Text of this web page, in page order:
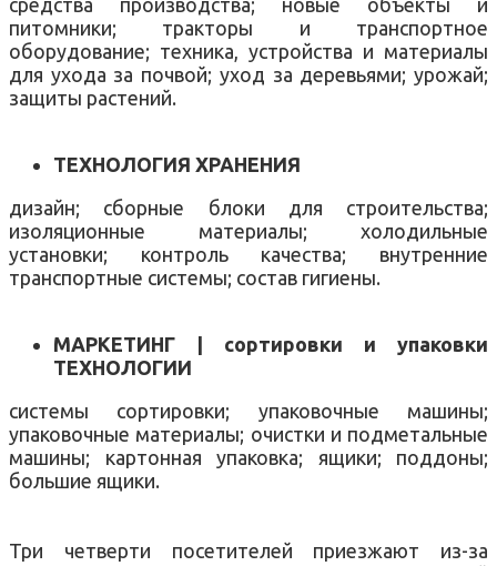
питомники; тракторы и транспортное
оборудование; техника, устройства и материалы
для ухода за почвой; уход за деревьями; урожай;
защиты растений.
ТЕХНОЛОГИЯ ХРАНЕНИЯ
дизайн; сборные блоки для строительства;
изоляционные материалы; холодильные
установки; контроль качества; внутренние
транспортные системы; состав гигиены.
МАРКЕТИНГ | сортировки и упаковки
ТЕХНОЛОГИИ
системы сортировки; упаковочные машины;
упаковочные материалы; очистки и подметальные
машины; картонная упаковка; ящики; поддоны;
большие ящики.
Три четверти посетителей приезжают из-за